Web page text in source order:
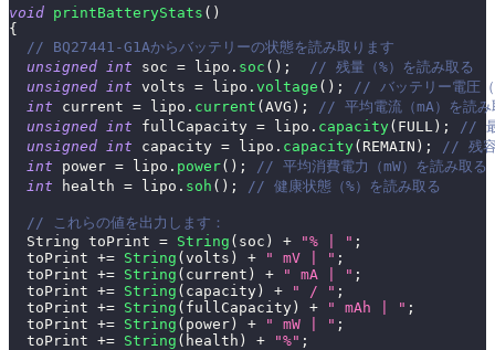
void printBatteryStats ( )
{
// BQ27441-G1Aからバッテリーの状態を読み取ります
unsigned
int soc = lipo . soc ( ) ;
// 残量（%）を読み取る
unsigned
int volts = lipo . voltage ( ) ;
// バッテリー電圧（
int current = lipo . current (AVG ) ;
// 平均電流（mA）を読み
unsigned
int fullCapacity = lipo . capacity( FULL ) ;
// 最
unsigned
int capacity = lipo . capacity( REMAIN ) ;
// 残容
int power = lipo . power( ) ;
// 平均消費電力（mW）を読み取る
int health = lipo . soh ( ) ; // 健康状態（%）を読み取る
// これらの値を出力します：
  String toPrint
= String ( soc ) + "% | " ;
  toPrint
+= String (volts ) + " mV | " ;
  toPrint
+= String ( current ) + " mA | " ;
  toPrint
+= String ( capacity) + " / " ;
  toPrint
+= String ( fullCapacity) + " mAh | " ;
  toPrint
+= String ( power) + " mW | " ;
  toPrint
+= String ( health ) + "%" ;